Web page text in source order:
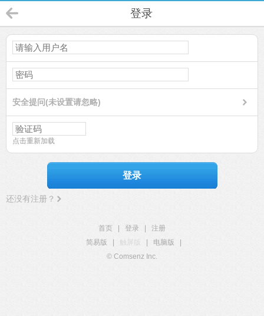
登录
安全提问(未设置请忽略)
点击重新加载
登录
还没有注册？
首页 登录
注册
简易版
触屏版 电脑版
© Comsenz Inc.